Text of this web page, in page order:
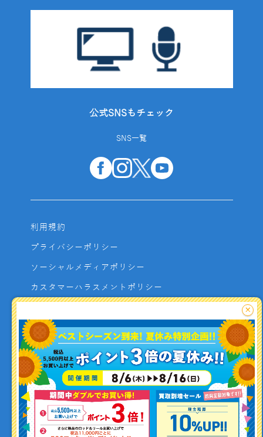
釣り情報を
投稿する
公式SNSもチェック
SNS一覧
利用規約
プライバシーポリシー
ソーシャルメディアポリシー
カスタマーハラスメントポリシー
よくあるご質問
お問い合わせ
利用者資金の保全方法
×